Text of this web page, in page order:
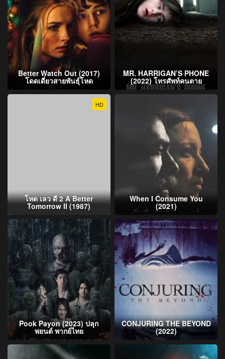
Better Watch Out (2017)
โดดเดี่ยวสายพันธุ์โหด
MR. HARRIGAN’S PHONE
(2022) โทรศัพท์คนตาย
HD
โหด เลว ดี 2 A Better
Tomorrow II (1987)
When I Consume You
(2021)
Pook Payon (2023) ปลุก
พยนต์ พากย์ไทย
CONJURING THE BEYOND
(2022)